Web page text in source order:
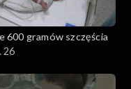
600 gramów szczęścia
26